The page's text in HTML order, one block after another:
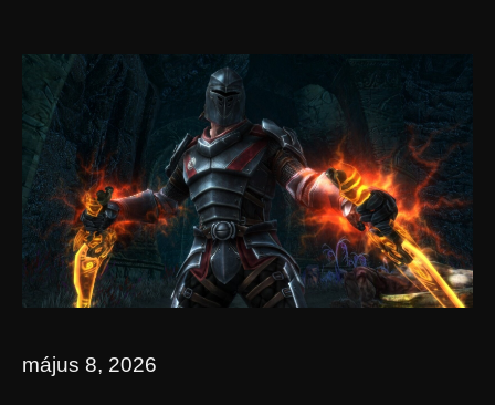
május 8, 2026